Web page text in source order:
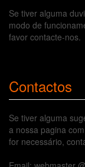
Se tiver alguma
modo de
favor contacte-nos.
Contactos
Se tiver alguma
a nossa pagina
for necessário,